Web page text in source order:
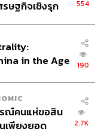
พันธ์ที่ดี และมีความ
คยระบุว่า จำเป็นต้อง
ากปัญหาดังกล่าวส่งผ
วมถึงกระทบต่อประ
นการอย่างจริงจัง
มาะ
กระทรวงศึกษาธิ
แห่งชาติ (สมช.)
ก
ษฐกิจเชิงรุก
554
in the Age
190
รณ์คนแห่ขอสิน
นเพียงยอด
2.7K